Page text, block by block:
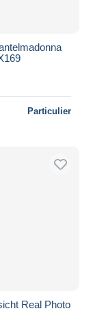
Particulier
Real Photo